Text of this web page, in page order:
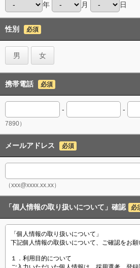
年 月 日
性別 必須
男 女
携帯電話 必須
- -
7890）
メールアドレス 必須
（xxx@xxxx.xx.xx）
「個人情報の取り扱いについて」確認 必